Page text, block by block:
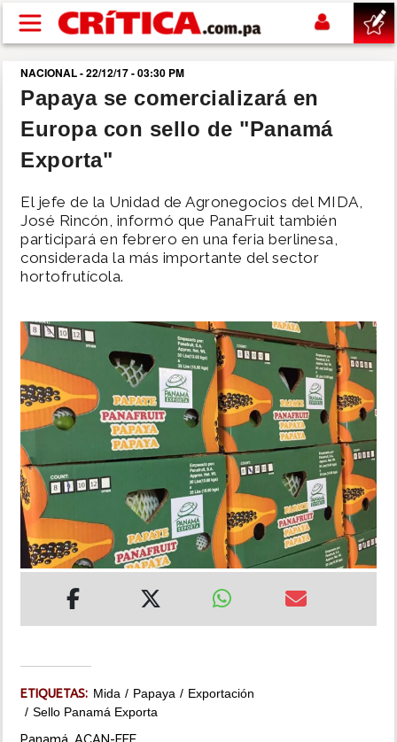
Pasar al contenido principal
buscar
SUCESOS
POLÍTICA
SHOW
DEPORTES
MUNDO
INSÓLITAS
MULTIMEDIA
IMPRESO
NACIONAL - 22/12/17 - 03:30 PM
Papaya se comercializará en
Europa con sello de "Panamá
Exporta"
El jefe de la Unidad de Agronegocios del MIDA,
José Rincón, informó que PanaFruit también
participará en febrero en una feria berlinesa,
considerada la más importante del sector
hortofrutícola.
ETIQUETAS: Mida Papaya
Exportación
Sello Panamá Exporta